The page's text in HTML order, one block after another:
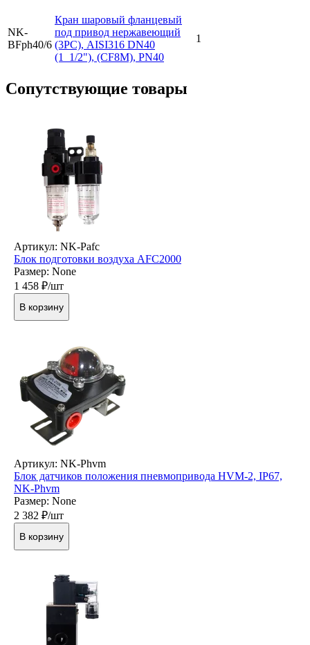
NK-
BFph40/6
Кран шаровый фланцевый
под привод нержавеющий
(3PC), AISI316 DN40
(1_1/2"), (CF8M), PN40
1
Cопутствующие товары
Артикул: NK-Pafc
Блок подготовки воздуха AFC2000
Размер: None
1 458 ₽/шт
В корзину
Артикул: NK-Phvm
Блок датчиков положения пневмопривода HVM-2, IP67,
NK-Phvm
Размер: None
2 382 ₽/шт
В корзину